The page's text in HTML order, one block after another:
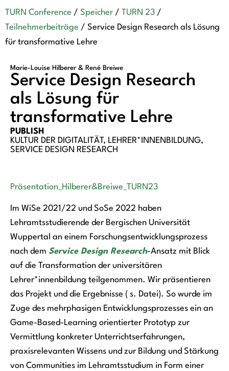
TURN Conference / Speicher / TURN 23 /
Teilnehmerbeiträge / Service Design Research als Lösung
für transformative Lehre
Marie-Louise Hilberer & René Breiwe
Service Design Research
als Lösung für
transformative Lehre
PUBLISH
KULTUR DER DIGITALITÄT, LEHRER*INNENBILDUNG,
SERVICE DESIGN RESEARCH
Präsentation_Hilberer&Breiwe_TURN23
Im WiSe 2021/22 und SoSe 2022 haben
Lehramtsstudierende der Bergischen Universität
Wuppertal an einem Forschungsentwicklungsprozess
nach dem Service Design Research-Ansatz mit Blick
auf die Transformation der universitären
Lehrer*innenbildung teilgenommen. Wir präsentieren
das Projekt und die Ergebnisse ( s. Datei). So wurde im
Zuge des mehrphasigen Entwicklungsprozesses ein an
Game-Based-Learning orientierter Prototyp zur
Vermittlung konkreter Unterrichtserfahrungen,
praxisrelevanten Wissens und zur Bildung und Stärkung
von Communities im Lehramtsstudium in Form einer